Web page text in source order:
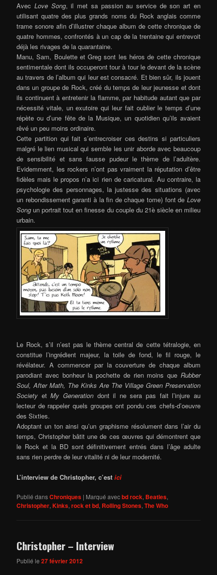
Avec Love Song, il met sa passion au service de son art en
utilisant quatre des plus grands noms du Rock anglais comme
trame sonore afin d’illustrer chaque album de cette chronique de
quatre hommes, confrontés à un cap de la trentaine qui entrevoit
déjà les rivages de la quarantaine.
Manu, Sam, Boulette et Greg sont les héros de cette chronique
sentimentale dont ils occuperont tour à tour le devant de la scène
au travers de l’album qui leur est consacré. Et bien sûr, ils jouent
dans un groupe de Rock, créé du temps de leur jeunesse et dont
ils continuent à entretenir la flamme, par habitude autant que par
nécessité vitale, un exutoire qui leur fait oublier le temps d’une
répète ou d’une fête de la Musique, un quotidien qu’ils avaient
rêvé un peu moins ordinaire.
Cette partition qui fait s’entrecroiser ces destins si particuliers
malgré le lien musical qui semble les unir aborde avec beaucoup
de sensibilité et sans fausse pudeur le thème de l’adultère.
Evidemment, les rockers n’ont pas vraiment la réputation d’être
fidèles mais le propos n’a ici rien de caricatural. Au contraire, la
psychologie des personnages, la justesse des situations (avec
un rebondissement garanti à la fin de chaque tome) font de Love
Song un portrait tout en finesse du couple du 21è siècle en milieu
urbain.
Le Rock, s’il n’est pas le thème central de cette tétralogie, en
constitue l’ingrédient majeur, la toile de fond, le fil rouge, le
révélateur. A commencer par la couverture de chaque album
parodiant avec bonheur la pochette de rien moins que Rubber
Soul, After Math, The Kinks Are The Village Green Preservation
Society etMy Generationdont il ne sera pas fait l’injure au
lecteur de rappeler quels groupes ont pondu ces chefs-d’oeuvre
des Sixties.
Adoptant un ton ainsi qu’un graphisme résolument dans l’air du
temps, Christopher bâtit une de ces œuvres qui démontrent que
le Rock et la BD sont définitivement entrés dans l’âge adulte
sans rien perdre de leur vitalité ni de leur modernité.
L’interview de Christopher, c’estici
Publié dansChroniques | Marqué avecbd rock, Beatles,
Christopher,Kinks,rock et bd, Rolling Stones,The Who
Christopher – Interview
Publié le27 février 2012